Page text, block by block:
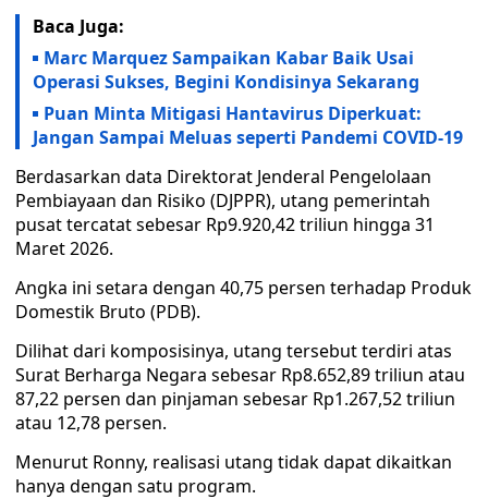
Baca Juga:
Marc Marquez Sampaikan Kabar Baik Usai
Operasi Sukses, Begini Kondisinya Sekarang
Puan Minta Mitigasi Hantavirus Diperkuat:
Jangan Sampai Meluas seperti Pandemi COVID-19
Berdasarkan data Direktorat Jenderal Pengelolaan
Pembiayaan dan Risiko (DJPPR), utang pemerintah
pusat tercatat sebesar Rp9.920,42 triliun hingga 31
Maret 2026.
Angka ini setara dengan 40,75 persen terhadap Produk
Domestik Bruto (PDB).
Dilihat dari komposisinya, utang tersebut terdiri atas
Surat Berharga Negara sebesar Rp8.652,89 triliun atau
87,22 persen dan pinjaman sebesar Rp1.267,52 triliun
atau 12,78 persen.
Menurut Ronny, realisasi utang tidak dapat dikaitkan
hanya dengan satu program.